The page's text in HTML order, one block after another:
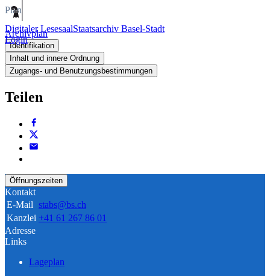
Digitaler LesesaalStaatsarchiv Basel-Stadt
Login
Plan
Archivplan
Identifikation
Inhalt und innere Ordnung
Zugangs- und Benutzungsbestimmungen
Teilen
Öffnungszeiten
Kontakt
E-Mail stabs@bs.ch
Kanzlei +41 61 267 86 01
Adresse
Links
Lageplan